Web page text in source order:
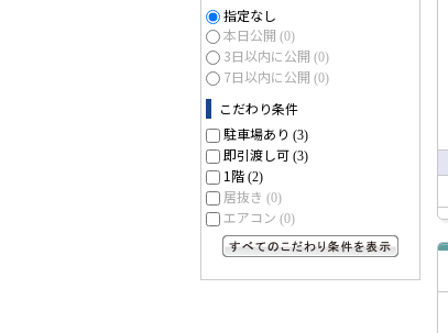
指定なし
本日公開 (0)
3日以内に公開 (0)
7日以内に公開 (0)
こだわり条件
駐車場あり (3)
即引渡し可 (3)
1階 (2)
居抜き (0)
エアコン (0)